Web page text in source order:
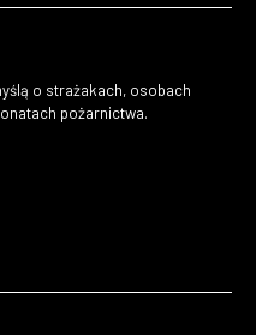
o strażakach, osobach
pożarnictwa.